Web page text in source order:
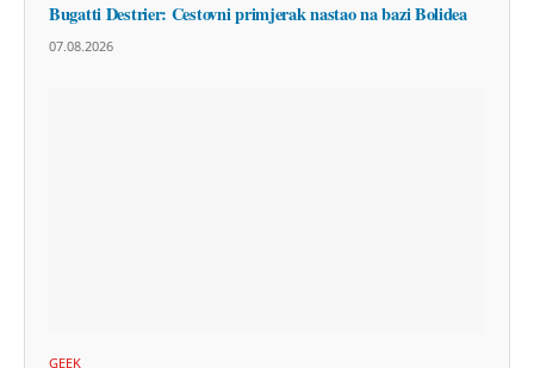
Bugatti Destrier: Cestovni primjerak nastao na bazi Bolidea
07.08.2026
GEEK